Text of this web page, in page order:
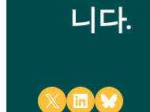
니다.
Share on X Share on LinkedIn
Share on